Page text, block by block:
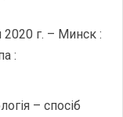
2020 г. – Минск :
:
– спосіб